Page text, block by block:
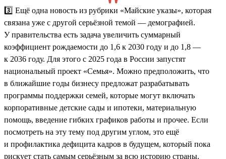
3️⃣ Ещё одна новость из рубрики «Майские указы», которая
связана уже с другой серьёзной темой — демографией.
У правительства есть задача увеличить суммарный
коэффициент рождаемости до 1,6 к 2030 году и до 1,8 —
к 2036 году. Для этого с 2025 года в России запустят
национальный проект «Семья». Можно предположить, что
в ближайшие годы бизнесу предложат разрабатывать
программы поддержки семей, которые могут включать
корпоративные детские сады и ипотеки, материальную
помощь, введение гибких графиков работы и прочее. Если
посмотреть на эту тему под другим углом, это ещё
и профилактика дефицита кадров в будущем, который пока
рискует стать самым серьёзным за всю историю страны.